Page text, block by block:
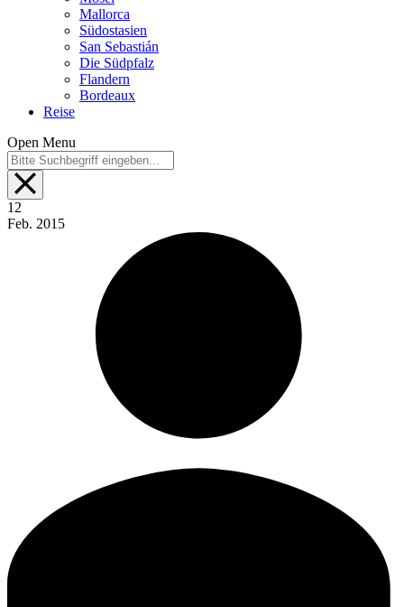
Mallorca
Südostasien
San Sebastián
Die Südpfalz
Flandern
Bordeaux
Reise
Open Menu
12
Feb. 2015